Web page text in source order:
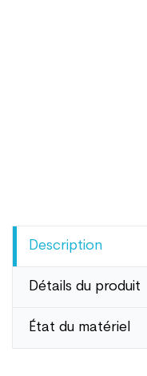
Description
Détails du produit
État du matériel